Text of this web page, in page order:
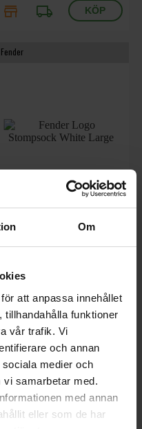
Om
att anpassa innehållet
tillhandahålla funktioner
vår trafik. Vi
och annan
medier och
vi samarbetar med.
med annan
eller som de har
store local_shipping
Fender
Logo Stompsock White
Large
plastflaskor, Storlek large
store local_shipping
Meinl